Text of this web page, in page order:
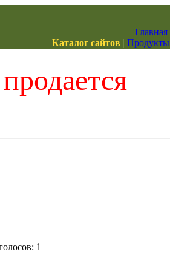
Главная
Каталог сайтов | Продукты
1